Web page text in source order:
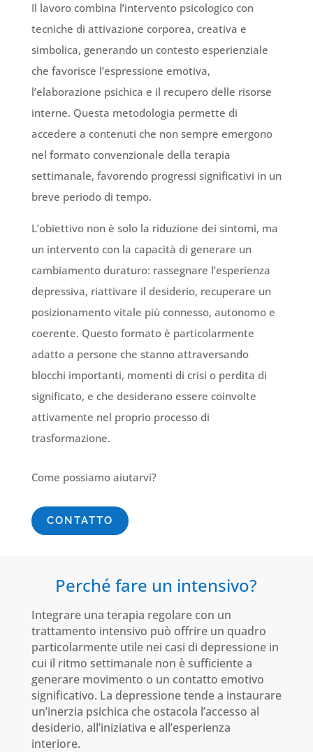
Il lavoro combina l’intervento psicologico con
tecniche di attivazione corporea, creativa e
simbolica, generando un contesto esperienziale
che favorisce l’espressione emotiva,
l’elaborazione psichica e il recupero delle risorse
interne. Questa metodologia permette di
accedere a contenuti che non sempre emergono
nel formato convenzionale della terapia
settimanale, favorendo progressi significativi in un
breve periodo di tempo.
L’obiettivo non è solo la riduzione dei sintomi, ma
un intervento con la capacità di generare un
cambiamento duraturo: rassegnare l’esperienza
depressiva, riattivare il desiderio, recuperare un
posizionamento vitale più connesso, autonomo e
coerente. Questo formato è particolarmente
adatto a persone che stanno attraversando
blocchi importanti, momenti di crisi o perdita di
significato, e che desiderano essere coinvolte
attivamente nel proprio processo di
trasformazione.
Come possiamo aiutarvi?
CONTATTO
Perché fare un intensivo?
Integrare una terapia regolare con un
trattamento intensivo può offrire un quadro
particolarmente utile nei casi di depressione in
cui il ritmo settimanale non è sufficiente a
generare movimento o un contatto emotivo
significativo. La depressione tende a instaurare
un’inerzia psichica che ostacola l’accesso al
desiderio, all’iniziativa e all’esperienza
interiore.